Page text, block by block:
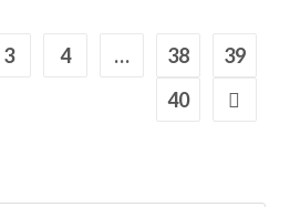
3 4 … 38
39
40